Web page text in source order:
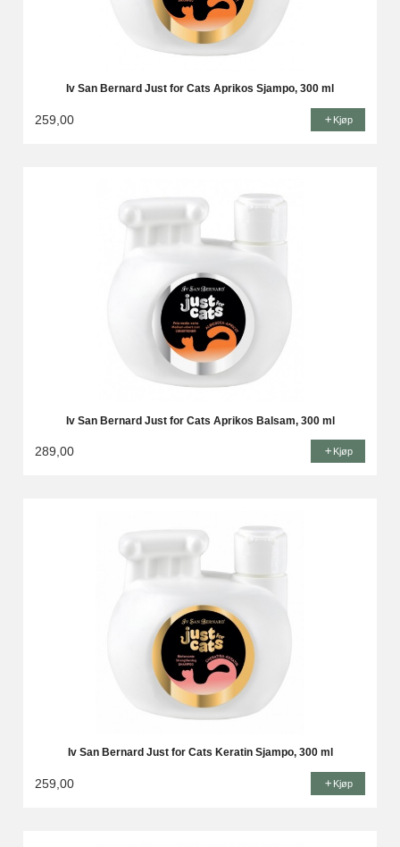
Iv San Bernard Just for Cats Aprikos Sjampo, 300 ml
259,00 Kjøp
Iv San Bernard Just for Cats Aprikos Balsam, 300 ml
289,00 Kjøp
Iv San Bernard Just for Cats Keratin Sjampo, 300 ml
259,00 Kjøp